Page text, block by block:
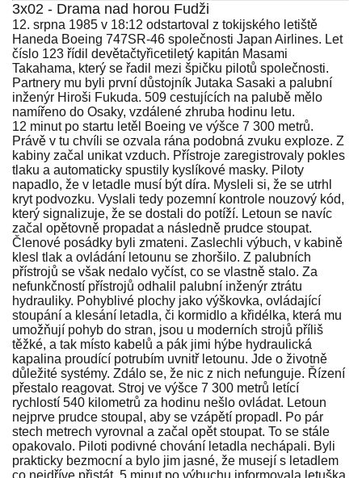
3x02 - Drama nad horou Fudži
12. srpna 1985 v 18:12 odstartoval z tokijského letiště
Haneda Boeing 747SR-46 společnosti Japan Airlines. Let
číslo 123 řídil devětačtyřicetiletý kapitán Masami
Takahama, který se řadil mezi špičku pilotů společnosti.
Partnery mu byli první důstojník Jutaka Sasaki a palubní
inženýr Hiroši Fukuda. 509 cestujících na palubě mělo
namířeno do Osaky, vzdálené zhruba hodinu letu.
12 minut po startu letěl Boeing ve výšce 7 300 metrů.
Právě v tu chvíli se ozvala rána podobná zvuku exploze. Z
kabiny začal unikat vzduch. Přístroje zaregistrovaly pokles
tlaku a automaticky spustily kyslíkové masky. Piloty
napadlo, že v letadle musí být díra. Mysleli si, že se utrhl
kryt podvozku. Vyslali tedy pozemní kontrole nouzový kód,
který signalizuje, že se dostali do potíží. Letoun se navíc
začal opětovně propadat a následně prudce stoupat.
Členové posádky byli zmateni. Zaslechli výbuch, v kabině
klesl tlak a ovládání letounu se zhoršilo. Z palubních
přístrojů se však nedalo vyčíst, co se vlastně stalo. Za
nefunkčností přístrojů odhalil palubní inženýr ztrátu
hydrauliky. Pohyblivé plochy jako výškovka, ovládající
stoupání a klesání letadla, či kormidlo a křidélka, která mu
umožňují pohyb do stran, jsou u moderních strojů příliš
těžké, a tak místo kabelů a pák jimi hýbe hydraulická
kapalina proudící potrubím uvnitř letounu. Jde o životně
důležité systémy. Zdálo se, že nic z nich nefunguje. Řízení
přestalo reagovat. Stroj ve výšce 7 300 metrů letící
rychlostí 540 kilometrů za hodinu nešlo ovládat. Letoun
nejprve prudce stoupal, aby se vzápětí propadl. Po pár
stech metrech vyrovnal a začal opět stoupat. To se stále
opakovalo. Piloti podivné chování letadla nechápali. Byli
prakticky bezmocní a bylo jim jasné, že musejí s letadlem